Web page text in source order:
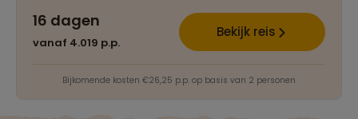
16 dagen
vanaf 4.019 p.p.
Bekijk reis
Bijkomende kosten €26,25 p.p. op basis van 2 personen